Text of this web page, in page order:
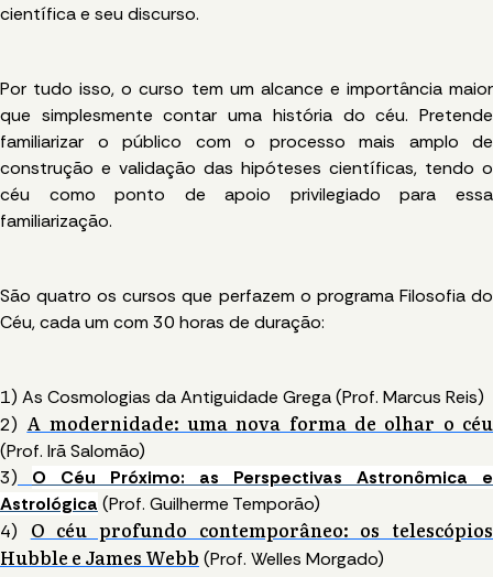
científica e seu discurso.
Por tudo isso, o curso tem um alcance e importância maior
que simplesmente contar uma história do céu. Pretende
familiarizar o público com o processo mais amplo de
construção e validação das hipóteses científicas, tendo o
céu como ponto de apoio privilegiado para essa
familiarização.
São quatro os cursos que perfazem o programa Filosofia do
Céu,cada um com 30 horas de duração:
1) As Cosmologias da Antiguidade Grega (Prof. Marcus Reis)
2) A modernidade: uma nova forma de olhar o céu
(Prof. Irã Salomão)
3)
O Céu Próximo: as Perspectivas Astronômica e
Astrológica (Prof. Guilherme Temporão)
4) O céu profundo contemporâneo: os telescópios
Hubble e James Webb (Prof. Welles Morgado)